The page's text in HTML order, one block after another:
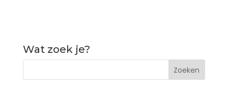
Wat zoek je?